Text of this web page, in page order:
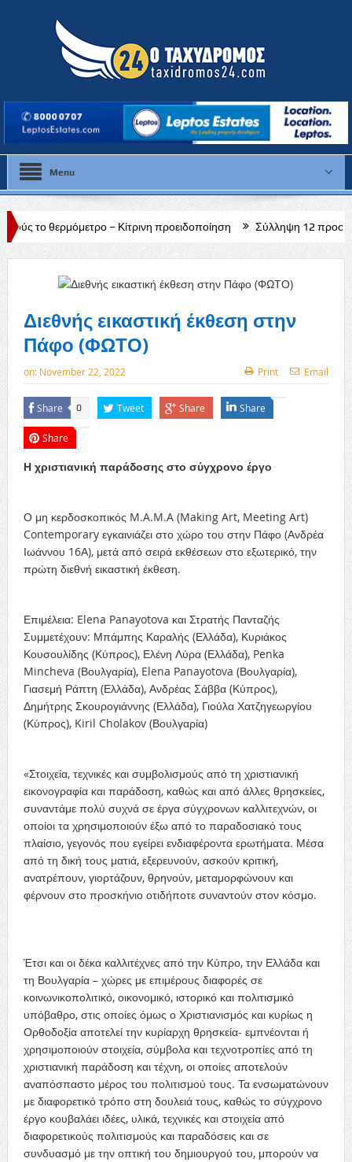
Menu
– Κίτρινη προειδοποίηση Σύλληψη 12 προσώπων στο πλαίσιο
Διεθνής εικαστική έκθεση στην
Πάφο (ΦΩΤΟ)
on: November 22, 2022 Print Email
Share 0 Tweet Share Share
Share
Η χριστιανική παράδοσης στο σύγχρονο έργο
Ο μη κερδοσκοπικός M.A.M.A (Making Art, Meeting Art)
Contemporary εγκαινιάζει στο χώρο του στην Πάφο (Ανδρέα
Ιωάννου 16Α), μετά από σειρά εκθέσεων στο εξωτερικό, την
πρώτη διεθνή εικαστική έκθεση.
Επιμέλεια: Elena Panayotova και Στρατής Πανταζής
Συμμετέχουν: Μπάμπης Καραλής (Ελλάδα), Κυριάκος
Κουσουλίδης (Κύπρος), Ελένη Λύρα (Ελλάδα), Penka
Mincheva (Βουλγαρία), Elena Panayotova (Βουλγαρία),
Γιασεμή Ράπτη (Ελλάδα), Ανδρέας Σάββα (Κύπρος),
Δημήτρης Σκουρογιάννης (Ελλάδα), Γιούλα Χατζηγεωργίου
(Κύπρος), Kiril Cholakov (Βουλγαρία)
«Στοιχεία, τεχνικές και συμβολισμούς από τη χριστιανική
εικονογραφία και παράδοση, καθώς και από άλλες θρησκείες,
συναντάμε πολύ συχνά σε έργα σύγχρονων καλλιτεχνών, οι
οποίοι τα χρησιμοποιούν έξω από το παραδοσιακό τους
πλαίσιο, γεγονός που εγείρει ενδιαφέροντα ερωτήματα. Μέσα
από τη δική τους ματιά, εξερευνούν, ασκούν κριτική,
ανατρέπουν, γιορτάζουν, θρηνούν, μεταμορφώνουν και
φέρνουν στο προσκήνιο οτιδήποτε συναντούν στον κόσμο.
Έτσι και οι δέκα καλλιτέχνες από την Κύπρο, την Ελλάδα και
τη Βουλγαρία – χώρες με επιμέρους διαφορές σε
κοινωνικοπολιτικό, οικονομικό, ιστορικό και πολιτισμικό
υπόβαθρο, στις οποίες όμως ο Χριστιανισμός και κυρίως η
Ορθοδοξία αποτελεί την κυρίαρχη θρησκεία- εμπνέονται ή
χρησιμοποιούν στοιχεία, σύμβολα και τεχνοτροπίες από τη
χριστιανική παράδοση και τέχνη, οι οποίες αποτελούν
αναπόσπαστο μέρος του πολιτισμού τους. Τα ενσωματώνουν
με διαφορετικό τρόπο στη δουλειά τους, καθώς το σύγχρονο
έργο κουβαλάει ιδέες, υλικά, τεχνικές και στοιχεία από
διαφορετικούς πολιτισμούς και παραδόσεις και σε
συνδυασμό με την οπτική του δημιουργού του, μπορούν να